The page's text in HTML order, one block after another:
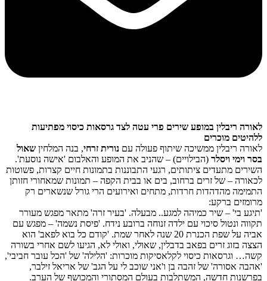
לאורה ריבלין במופע שירים פרי עטה לצד גרסאות כיסוי מפתיעות
ללהיטים מוכרים
לאורה ריבלין ממשיכה שיתוף פעולה עם נורית זרחי, בנה המלחין שאול
בסר וימי ויסלר (הבילויים) – שהניב את המופע והאלבום 'אישה נוסעת'.
השירים מתעדים ציתותים, רגעי התבוננות בתמונות חיים קצרות, פשוטות
לכאורה – של זרים ברחוב, בים או בבית הקפה – תמונות שמאחורי חזותן
התמימה מהדהדות חרדות, מתחים ואירועים הרי גורל שנשארים רק
מרומזים ברקע:
'תיגע בי' – שיר כמיהה למגע.. מבעלה. 'בעיר זרה' מתאר מפגש מעורר
תקווה ונטול סיכוי עם ילדה זנוחה ברובע נידח. 'פיסת נשמה' – מפגש עם
אביה על שפת הכנרת 20 שנה לאחר שמת. 'קודם כל בוא לפאב' הוא
הצצה בזוג זרים בפאב בדבלין, שאולי, ואולי לא, הגיעו לשם אחרי בשורה
קשה… וגרסאות כיסוי לקלאסיקות מוכרות: 'הלילה' של 'הכל עובר חביבי',
'אהבה אסורה' של זהבה בן ו'אני שוכב לי על הגב' של אריאל זילבר,
בפרשנות חדשה, המשתלבות בעולם המסתורי והמכושף של הערב.